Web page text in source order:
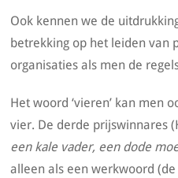
Ook kennen we de
betrekking op het leiden van
organisaties als men de
Het woord ‘vieren’ kan men
vier. De derde prijswinnares
een kale vader, een dode
alleen als een werkwoord (de